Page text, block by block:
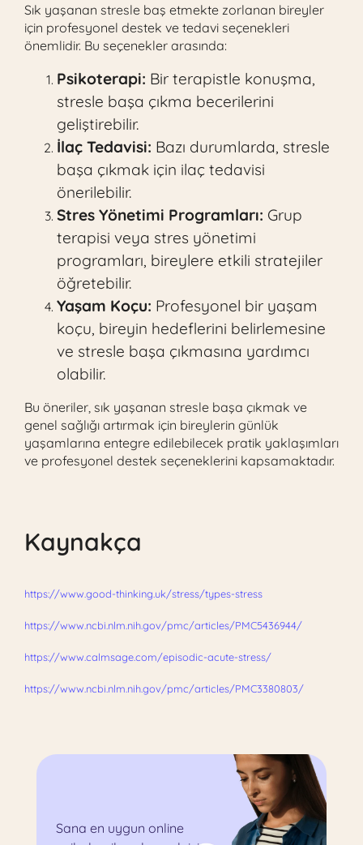
Sık yaşanan stresle baş etmekte zorlanan bireyler
için profesyonel destek ve tedavi seçenekleri
önemlidir. Bu seçenekler arasında:
Psikoterapi: Bir terapistle konuşma,
stresle başa çıkma becerilerini
geliştirebilir.
İlaç Tedavisi: Bazı durumlarda, stresle
başa çıkmak için ilaç tedavisi
önerilebilir.
Stres Yönetimi Programları: Grup
terapisi veya stres yönetimi
programları, bireylere etkili stratejiler
öğretebilir.
Yaşam Koçu: Profesyonel bir yaşam
koçu, bireyin hedeflerini belirlemesine
ve stresle başa çıkmasına yardımcı
olabilir.
Bu öneriler, sık yaşanan stresle başa çıkmak ve
genel sağlığı artırmak için bireylerin günlük
yaşamlarına entegre edilebilecek pratik yaklaşımları
ve profesyonel destek seçeneklerini kapsamaktadır.
Kaynakça
https://www.good-thinking.uk/stress/types-stress
https://www.ncbi.nlm.nih.gov/pmc/articles/PMC5436944/
https://www.calmsage.com/episodic-acute-stress/
https://www.ncbi.nlm.nih.gov/pmc/articles/PMC3380803/
Sana en uygun online